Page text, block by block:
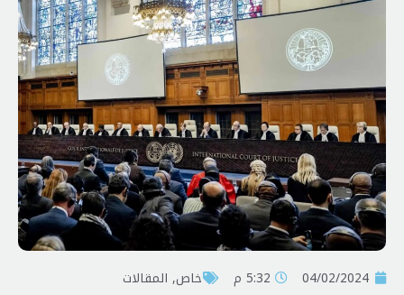
04/02/2024 5:32 م خاص, المقالات